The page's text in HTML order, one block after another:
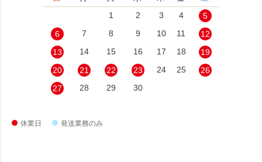
1
2 3 4
5
6
7 8 9 10 11
12
13
14 15 16 17 18
19
20
21 22 23 24 25
26
27
28 29 30
休業日 発送業務のみ